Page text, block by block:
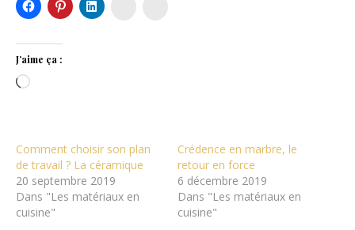
J’aime ça :
Chargement…
Comment choisir son plan
de travail ? La céramique
20 septembre 2019
Dans "Les matériaux en
cuisine"
Crédence en marbre, le
retour en force
6 décembre 2019
Dans "Les matériaux en
cuisine"